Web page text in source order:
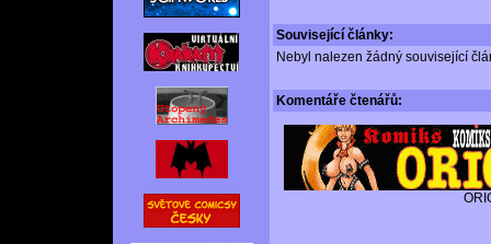
Související články:
Nebyl nalezen žádný související
Komentáře čtenářů: